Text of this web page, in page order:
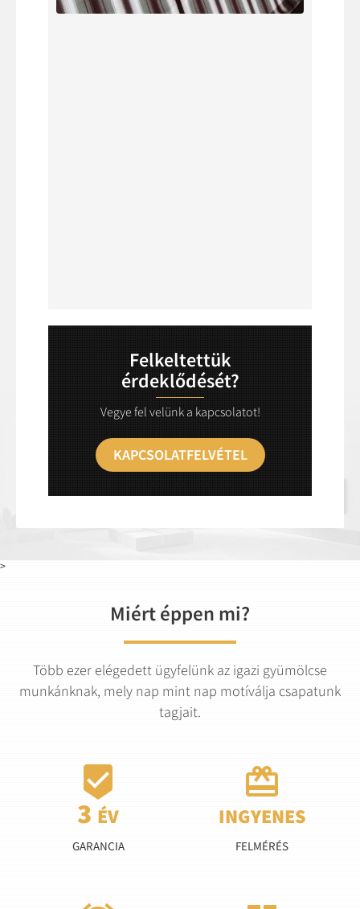
Felkeltettük
érdeklődését?
Vegye fel velünk a kapcsolatot!
KAPCSOLATFELVÉTEL
>
Miért éppen mi?
Több ezer elégedett ügyfelünk az igazi gyümölcse
munkánknak, mely nap mint nap motíválja csapatunk
tagjait.

GARANCIA

FELMÉRÉS